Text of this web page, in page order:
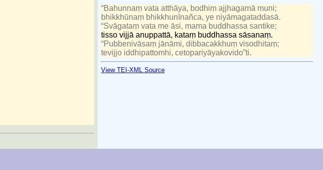
“Bahunnaṃ vata atthāya, bodhiṃ ajjhagamā muni;
bhikkhūnaṃ bhikkhunīnañca, ye niyāmagataddasā.
“Svāgataṃ vata me āsi, mama buddhassa santike;
tisso vijjā anuppattā, kataṃ buddhassa sāsanaṃ.
“Pubbenivāsaṃ jānāmi, dibbacakkhuṃ visodhitaṃ;
tevijjo iddhipattomhi, cetopariyāyakovido”ti.
View TEI-XML Source